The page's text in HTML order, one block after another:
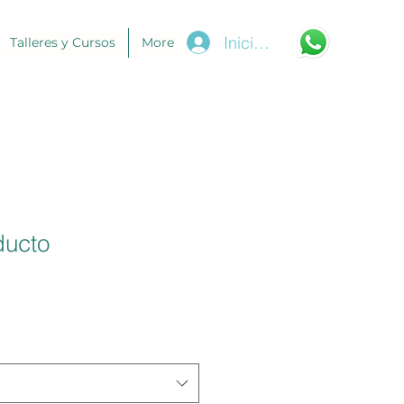
Talleres y Cursos More Iniciar sesión